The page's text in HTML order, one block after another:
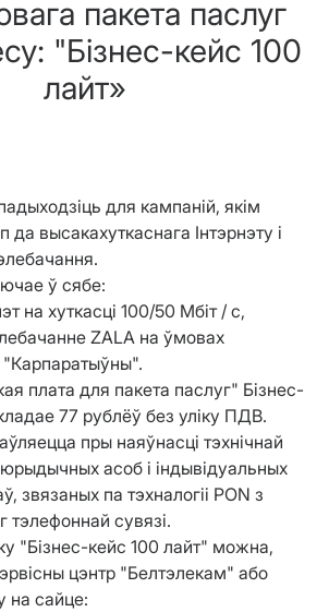
пакета паслуг
"Бізнес-кейс 100
лайт»
для кампаній, якім
да высакахуткаснага Інтэрнэту і
ў сябе:
на хуткасці 100/50 Мбіт / с,
ZALA на ўмовах
плата для пакета паслуг" Бізнес-
77 рублёў без уліку ПДВ.
пры наяўнасці тэхнічнай
асоб і індывідуальных
звязаных па тэхналогіі PON з
тэлефоннай сувязі.
"Бізнес-кейс 100 лайт" можна,
цэнтр "Белтэлекам" або
на сайце: